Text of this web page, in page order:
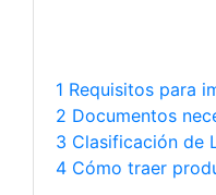
1 Requisitos para
2 Documentos
3 Clasificación de
4 Cómo traer